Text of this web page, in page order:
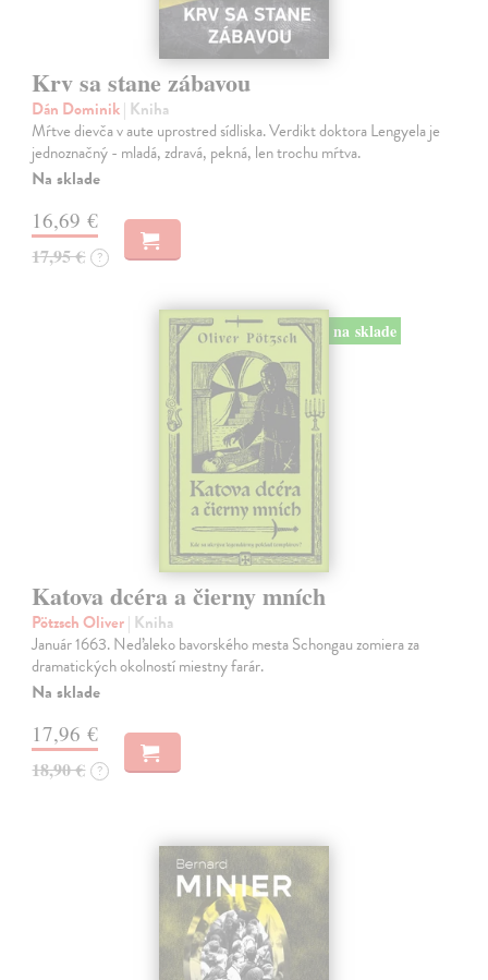
Krv sa stane zábavou
Dán Dominik| Kniha
Mŕtve dievča v aute uprostred sídliska. Verdikt doktora Lengyela je
jednoznačný - mladá, zdravá, pekná, len trochu mŕtva.
Na sklade
16,69 €
17,95 € ?
na sklade
Katova dcéra a čierny mních
Pötzsch Oliver| Kniha
Január 1663. Neďaleko bavorského mesta Schongau zomiera za
dramatických okolností miestny farár.
Na sklade
17,96 €
18,90 € ?